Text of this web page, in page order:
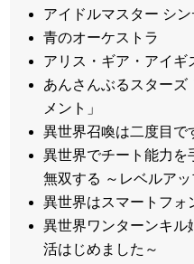
アイドルマスター シ
青のオーケストラ
アリス・ギア・アイギ
あんさんぶるスターズ
メント」
異世界召喚は二度目で
異世界でチート能力を
無双する ～レベルア
異世界はスマートフォ
異世界ワンターンキ
活はじめました～